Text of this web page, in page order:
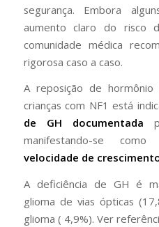
segurança. Embora
aumento claro do risco
comunidade médica
rigorosa caso a caso.
A reposição de
crianças com NF1 está
de GH documentada
manifestando-se como
velocidade de
A deficiência de GH é
glioma de vias ópticas
glioma ( 4,9%). Ver